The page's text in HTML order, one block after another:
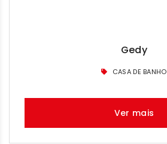
Gedy
CASA DE BANHO
Ver mais